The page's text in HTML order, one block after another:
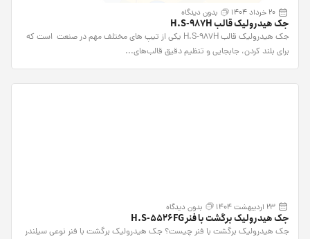
20 خرداد 1404 بدون دیدگاه
جک هیدرولیک قالب H.S-987H
جک هیدرولیک قالب H.S-987H یکی از تیپ های مختلف مهم در صنعت است که
برای بلند کردن، جابجایی و تنظیم دقیق قالب‌های...
23 اردیبهشت 1404 بدون دیدگاه
جک هیدرولیک برگشت با فنر H.S-5526FG
جک هیدرولیک برگشت با فنر چیست؟ جک هیدرولیک برگشت با فنر نوعی سیلندر